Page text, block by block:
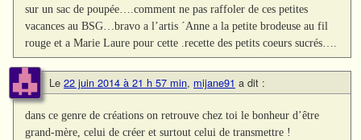
sur un sac de poupée….comment ne pas raffoler de ces petites
vacances au BSG…bravo a l’artis ´Anne a la petite brodeuse au fil
rouge et a Marie Laure pour cette .recette des petits coeurs sucrés….
Le 22 juin 2014 à 21 h 57 min, mijane91 a dit :
dans ce genre de créations on retrouve chez toi le bonheur d’être
grand-mère, celui de créer et surtout celui de transmettre !